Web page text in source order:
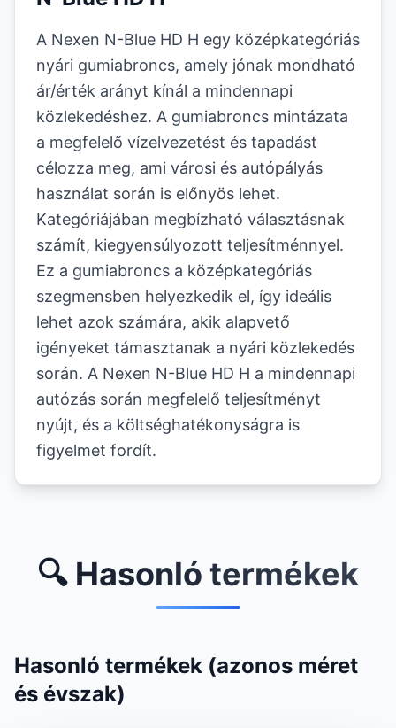
A Nexen N-Blue HD H egy középkategóriás
nyári gumiabroncs, amely jónak mondható
ár/érték arányt kínál a mindennapi
közlekedéshez. A gumiabroncs mintázata
a megfelelő vízelvezetést és tapadást
célozza meg, ami városi és autópályás
használat során is előnyös lehet.
Kategóriájában megbízható választásnak
számít, kiegyensúlyozott teljesítménnyel.
Ez a gumiabroncs a középkategóriás
szegmensben helyezkedik el, így ideális
lehet azok számára, akik alapvető
igényeket támasztanak a nyári közlekedés
során. A Nexen N-Blue HD H a mindennapi
autózás során megfelelő teljesítményt
nyújt, és a költséghatékonyságra is
figyelmet fordít.
🔍 Hasonló termékek
Hasonló termékek (azonos méret
és évszak)